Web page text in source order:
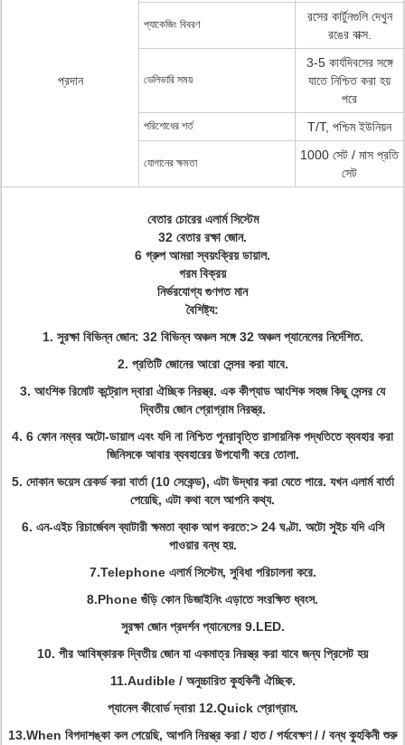
প্রদান
প্যাকেজিং বিবরণ
রসের কার্টুনগুলি দেখুন
রঙের বাক্স.
ডেলিভারি সময়
3-5 কার্যদিবসের সঙ্গে
যাতে নিশ্চিত করা হয়
পরে
পরিশোধের শর্ত T/T, পশ্চিম ইউনিয়ন
যোগানের ক্ষমতা
1000 সেট / মাস প্রতি
সেট
বেতার চোরের এলার্ম সিস্টেম
32 বেতার রক্ষা জোন.
6 গ্রুপ আমরা স্বয়ংক্রিয় ডায়াল.
গরম বিক্রয়
নির্ভরযোগ্য গুণগত মান
বৈশিষ্ট্য:
1. সুরক্ষা বিভিন্ন জোন: 32 বিভিন্ন অঞ্চল সঙ্গে 32 অঞ্চল প্যানেলের নির্দেশিত.
2. প্রতিটি জোনের আরো সেন্সর করা যাবে.
3. আংশিক রিমোট কন্ট্রোল দ্বারা ঐচ্ছিক নিরস্ত্র. এক কীপ্যাড আংশিক সহজ কিছু সেন্সর যে
দ্বিতীয় জোন প্রোগ্রাম নিরস্ত্র.
4. 6 ফোন নম্বর অটো-ডায়াল এবং যদি না নিশ্চিত পুনরাবৃত্তি রাসায়নিক পদ্ধতিতে ব্যবহার করা
জিনিসকে আবার ব্যবহারের উপযোগী করে তোলা.
5. দোকান ভয়েস রেকর্ড করা বার্তা (10 সেকেন্ড), এটা উদ্ধার করা যেতে পারে. যখন এলার্ম বার্তা
পেয়েছি, এটা কথা বলে আপনি কথ্য.
6. এন-এইচ রিচার্জেবল ব্যাটারী ক্ষমতা ব্যাক আপ করতে:> 24 ঘণ্টা. অটো সুইচ যদি এসি
পাওয়ার বন্ধ হয়.
7.Telephone এলার্ম সিস্টেম, সুবিধা পরিচালনা করে.
8.Phone গুঁড়ি কোন ডিজাইনিং এড়াতে সংরক্ষিত ধ্বংস.
সুরক্ষা জোন প্রদর্শন প্যানেলের 9.LED.
10. পীর আবিষ্কারক দ্বিতীয় জোন যা একমাত্র নিরস্ত্র করা যাবে জন্য প্রিসেট হয়
11.Audible / অনুচ্চারিত কুহকিনী ঐচ্ছিক.
প্যানেল কীবোর্ড দ্বারা 12.Quick প্রোগ্রাম.
13.When বিপদাশঙ্কা কল পেয়েছি, আপনি নিরস্ত্র করা / হাত / পর্যবেক্ষণ / / বন্ধ কুহকিনী শুরু